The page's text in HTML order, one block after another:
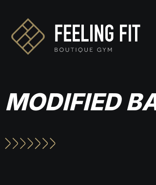
MODIFIED